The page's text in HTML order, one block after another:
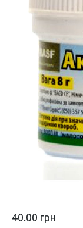
40.00 грн